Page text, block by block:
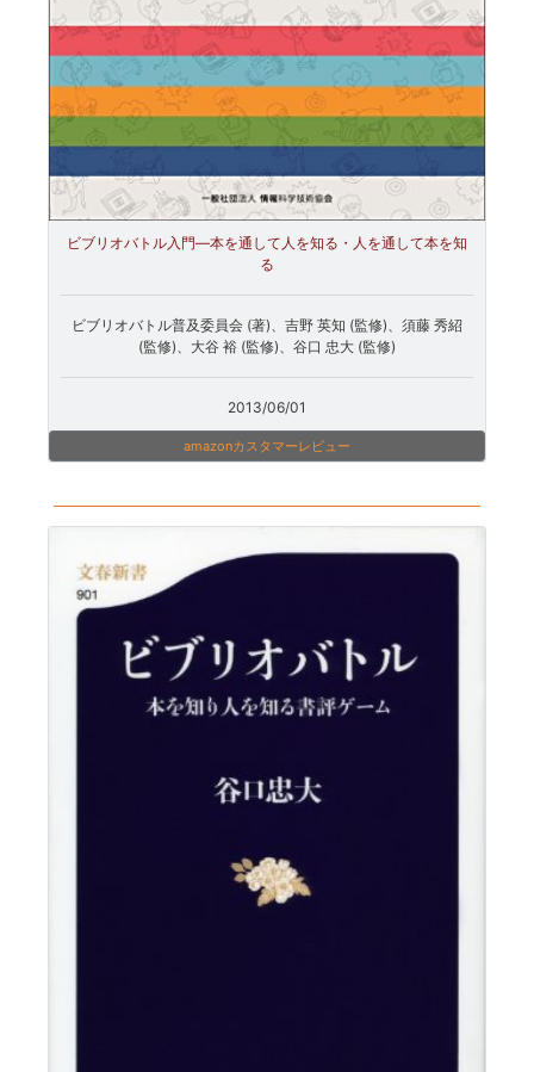
ビブリオバトル入門―本を通して人を知る・人を通して本を知
る
ビブリオバトル普及委員会 (著)、吉野 英知 (監修)、須藤 秀紹
(監修)、大谷 裕 (監修)、谷口 忠大 (監修)
2013/06/01
amazonカスタマーレビュー